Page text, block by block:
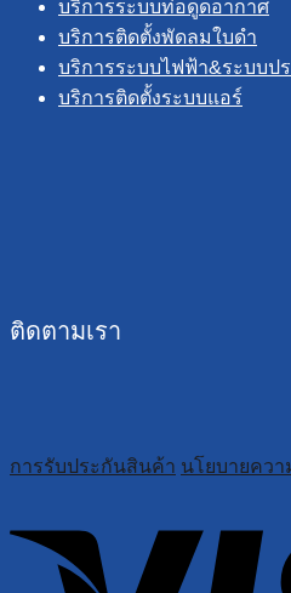
บริการระบบท่อดูดอากาศ
บริการติดตั้งพัดลมใบดำ
บริการระบบไฟฟ้า&ระบบป
บริการติดตั้งระบบแอร์
ติดตามเรา
การรับประกันสินค้า นโยบายควา